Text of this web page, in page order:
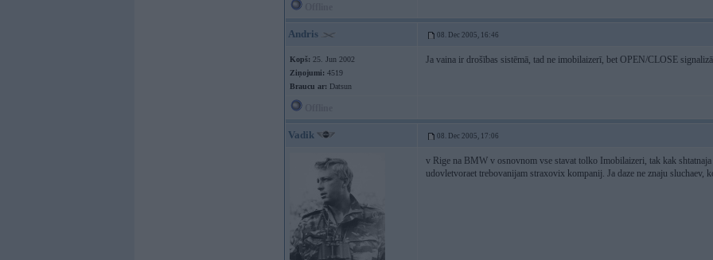
Andris 08. Dec 2005, 16:46
Kopš: 25. Jun 2002
Ziņojumi: 4519
Braucu ar: Datsun
Ja vaina ir drošības sistēmā, tad ne imobilaizerī, bet OPEN/CLOSE
Vadik 08. Dec 2005, 17:06
v Rige na BMW v osnovnom vse stavat tolko Imobilaizeri, tak kak
udovletvoraet trebovanijam straxovix kompanij. Ja daze ne znaju